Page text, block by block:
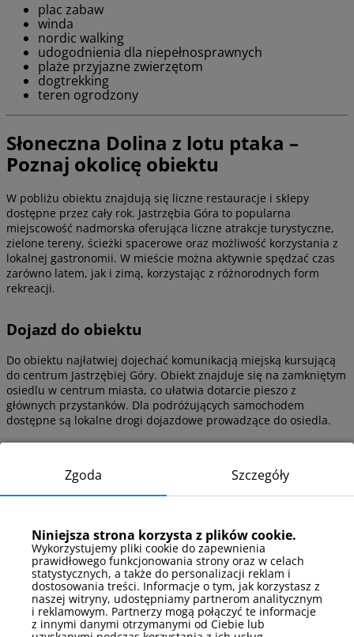
plac zabaw
winda
nordic walking
udogodnienia dla niepełnosprawnych
plaże przyjazne zwierzętom
dogtrekking
teren ogrodzony
Słoneczna Dolina z lotu ptaka –
Poznaj okolicę obiektu
W pobliżu obiektu znajdują się liczne restauracje i sklepy
dostępne przez cały rok. Jastrzębia Góra to popularna
miejscowość nadmorska oferująca liczne atrakcje turystyczne,
zielone tereny, ścieżki spacerowe oraz możliwość korzystania z
lokalnej gastronomii. W mieście można aktywnie spędzać czas
zarówno latem, jak i zimą, korzystając z różnorodnych form
rekreacji.
Dojazd do obiektu
Do obiektu najłatwiej dojechać komunikacją miejską kursującą
do centrum Jastrzębiej Góry. Obiekt znajduje się na zamkniętym
osiedlu w centrum miasta, co ułatwia dotarcie pieszo z
głównych przystanków. Dla podróżujących samochodem
dostępne są lokalne drogi dojazdowe prowadzące do osiedla.
Sezonowe atrakcje w Słonecznej
Dolinie
Jastrzębia Góra oferuje atrakcje dostosowane do różnych pór
roku. Zarówno zimą, jak i latem można korzystać z licznych
możliwości spędzania czasu na świeżym powietrzu oraz atrakcji
kulturalnych i rekreacyjnych.
Co warto zrobić w Jastrzębiej Górze zimą?
Zgoda Szczegóły
Niniejsza strona korzysta z plików cookie.
Wykorzystujemy pliki cookie do zapewnienia
prawidłowego funkcjonowania strony oraz w celach
statystycznych, a także do personalizacji reklam i
dostosowania treści. Informacje o tym, jak korzystasz z
naszej witryny, udostępniamy partnerom analitycznym
i reklamowym. Partnerzy mogą połączyć te informacje
z innymi danymi otrzymanymi od Ciebie lub